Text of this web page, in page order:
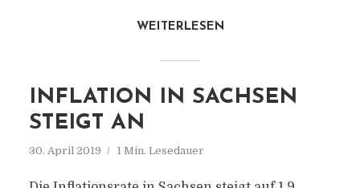
WEITERLESEN
INFLATION IN SACHSEN
STEIGT AN
30. April 2019 1 Min. Lesedauer